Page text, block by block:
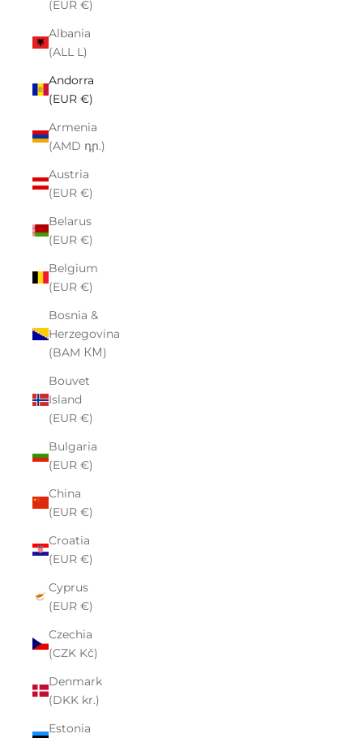
(EUR €)
Albania
(ALL L)
Andorra
(EUR €)
Armenia
(AMD դր.)
Austria
(EUR €)
Belarus
(EUR €)
Belgium
(EUR €)
Bosnia &
Herzegovina
(BAM КМ)
Bouvet
Island
(EUR €)
Bulgaria
(EUR €)
China
(EUR €)
Croatia
(EUR €)
Cyprus
(EUR €)
Czechia
(CZK Kč)
Denmark
(DKK kr.)
Estonia